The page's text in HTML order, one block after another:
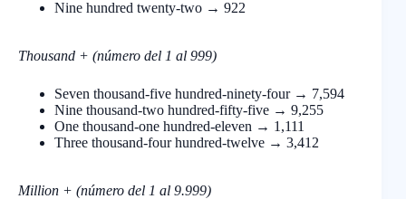
Nine hundred twenty-two → 922
Thousand + (número del 1 al 999)
Seven thousand-five hundred-ninety-four → 7,594
Nine thousand-two hundred-fifty-five → 9,255
One thousand-one hundred-eleven → 1,111
Three thousand-four hundred-twelve → 3,412
Million + (número del 1 al 9.999)